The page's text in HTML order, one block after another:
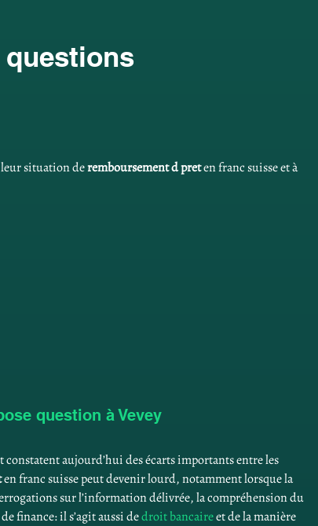
situation de remboursement d pret en franc suisse et à
question à Vevey
constatent aujourd’hui des écarts importants entre les
en franc suisse peut devenir lourd, notamment lorsque la
sur l’information délivrée, la compréhension du
finance: il s’agit aussi de droit bancaire et de la manière